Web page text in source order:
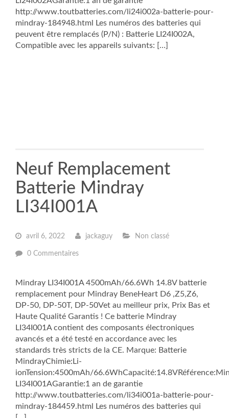
http://www.toutbatteries.com/li24i002a-batterie-pour-
mindray-184948.html Les numéros des batteries qui
peuvent être remplacés (P/N) : Batterie LI24I002A,
Compatible avec les appareils suivants: […]
Neuf Remplacement
Batterie Mindray
LI34I001A
avril 6, 2022 jackaguy Non classé
0 Commentaires
Mindray LI34I001A 4500mAh/66.6Wh 14.8V batterie
remplacement pour Mindray BeneHeart D6 ,Z5,Z6,
DP-50, DP-50T, DP-50Vet au meilleur prix, Prix Bas et
Haute Qualité Garantis ! Ce batterie Mindray
LI34I001A contient des composants électroniques
avancés et a été testé en accordance avec les
standards très stricts de la CE. Marque: Batterie
MindrayChimie:Li-
ionTension:4500mAh/
LI34I001AGarantie:1 an de garantie
http://www.toutbatteries.com/li34i001a-batterie-pour-
mindray-184459.html Les numéros des batteries qui